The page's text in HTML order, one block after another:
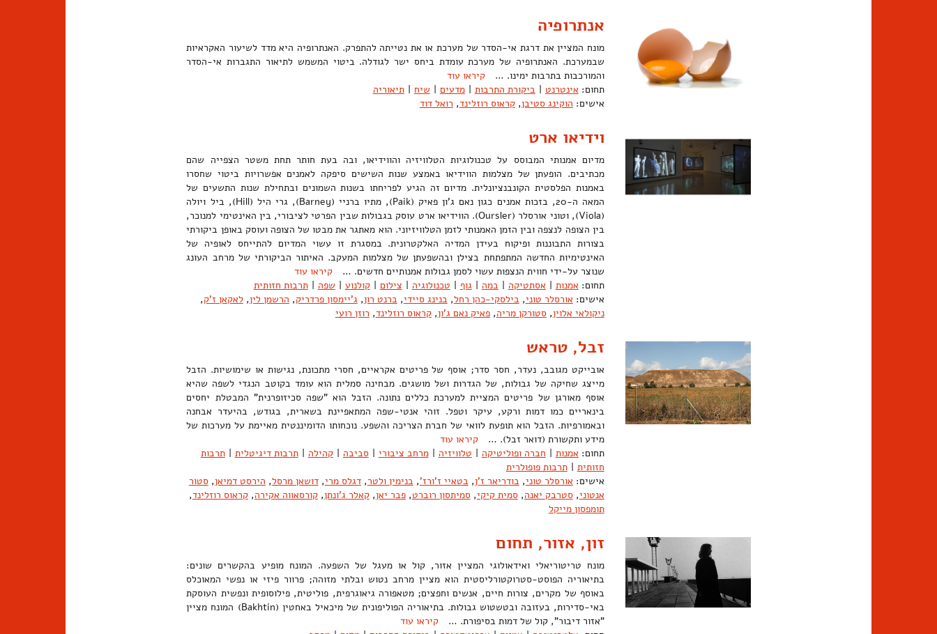
אנתרופיה
מונח המציין את דרגת אי-הסדר של מערכת או את נטייתה להתפרק. האנתרופיה היא מדד לשיעור האקראיות
שבמערכת. האנתרופיה של מערכת עומדת ביחס ישר לגודלה. ביטוי המשמש לתיאור התגברות אי-הסדר
והמורכבות בתרבות ימינו. …קיראו עוד
תחום: אינטרנט | ביקורת התרבות | מדעים | שיח | תיאוריה
אישים: הוקינג סטיבן,קראוס רוזלינד, רואל דוד
וידיאו ארט
מדיום אמנותי המבוסס על טכנולוגיות הטלוויזיה והווידיאו, ובה בעת חותר תחת משטר הצפייה שהם
מכתיבים. הופעתן של מצלמות הווידיאו באמצע שנות השישים סיפקה לאמנים אפשרויות ביטוי שחסרו
באמנות הפלסטית הקונבנציונלית. מדיום זה הגיע לפריחתו בשנות השמונים ובתחילת שנות התשעים של
המאה ה-20, בזכות אמנים כגון נאם ג'ון פאיק (Paik), מתיו ברניי (Barney), גרי היל (Hill), ביל ויולה
(Viola), וטוני אורסלר (Oursler). הווידיאו ארט עוסק בגבולות שבין הפרטי לציבורי, בין האינטימי למנוכר,
בין הצופה לנצפה ובין הזמן האמנותי לזמן הטלוויזיוני. הוא מאתגר את מבטו של הצופה ועוסק באופן ביקורתי
בצורות התבוננות ופיקוח בעידן המדיה האלקטרונית. במסגרת זו עשוי המדיום להתייחס לאופיה של
האינטימיות החדשה המתפתחת בצילן ובהשפעתן של מצלמות המעקב. האיתור הביקורתי של מרחב העונג
שנוצר על-ידי חווית הנצפות עשוי לסמן גבולות אמנותיים חדשים. …קיראו עוד
תחום: אמנות | אסתטיקה | במה | גוף | טכנולוגיה | צילום | קולנוע | שפה | תרבות חזותית
אישים: אורסלר טוני,בילסקי-כהן רחל,בנינג סיידי,ברנט רון, ג'יימסון פרדריק, הרשמן לין,לאקאן ז'ק,
ניקולאי אלוין,סטורקן מריה,פאיק נאם ג'ון,קראוס רוזלינד, רוזן רועי
זבל, טראש
אובייקט מגובב, נעדר, חסר סדר; אוסף של פריטים אקראיים, חסרי מתכונת, נגישות או שימושיות. הזבל
מייצג שחיקה של גבולות, של הגדרות ושל מושגים. מבחינה סמלית הוא עומד בקוטב הנגדי לשפה שהיא
אוסף מאורגן של פריטים המציית למערכת כללים נתונה. הזבל הוא "שפה סכיזופרנית" המבטלת יחסים
בינאריים כמו דמות ורקע, עיקר וטפל. זוהי אנטי-שפה המתאפיינת בשארית, בגודש, בהיעדר אבחנה
ובאמורפיות. הזבל הוא תופעת לוואי של חברת הצריכה והשפע. נוכחותו הדומיננטית מאיימת על מערכות של
מידע ותקשורת (דואר זבל). …קיראו עוד
תחום: אמנות | חברה ופוליטיקה | טלוויזיה | מרחב ציבורי | סביבה | קהילה | תרבות דיגיטלית | תרבות
חזותית | תרבות פופולרית
אישים: אורסלר טוני,בודריאר ז'ן,בטאיי ז'ורז',בנימין ולטר,דגלס מרי,דושאן מרסל, הירסט דמיאן,סטור
אנטוני,סטרבק יאנה,סמית קיקי,סמיתסון רוברט,פבר יאן,קאלר ג'ונתן,קורסאווה אקירה,קראוס רוזלינד,
תומפסון מייקל
זון, אזור, תחום
מונח טריטוריאלי ואידאולוגי המציין אזור, קול או מעגל של השפעה. המונח מופיע בהקשרים שונים:
בתיאוריה הפוסט-סטרוקטורליסטית הוא מציין מרחב נטוש ובלתי מזוהה; פרוור פיזי או נפשי המאוכלס
באוסף של מקרים, צורות חיים, אנשים וחפצים; מטאפורה גיאוגרפית, פוליטית, פילוסופית ונפשית העוסקת
באי-סדירות, בעזובה ובטשטוש גבולות. בתיאוריה הפוליפונית של מיכאיל באחטין (Bakhtin) המונח מציין
"אזור דיבור", קול של דמות בסיפורת. …קיראו עוד